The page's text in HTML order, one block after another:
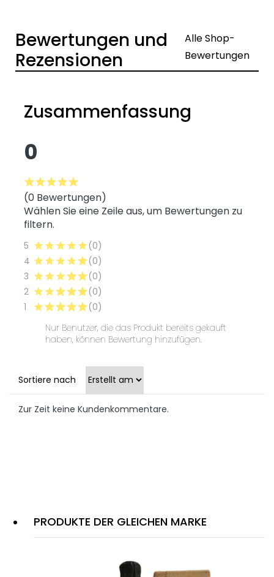
PRODUKTE DER GLEICHEN MARKE
Bewertungen und
Rezensionen
Alle Shop-
Bewertungen
Zusammenfassung
0
(0 Bewertungen)
Wählen Sie eine Zeile aus, um Bewertungen zu
filtern.
5
(0)
4
(0)
3
(0)
2
(0)
1
(0)
Nur Benutzer, die das Produkt bereits gekauft
haben, können Bewertung hinzufügen.
Sortiere nach
Zur Zeit keine Kundenkommentare.